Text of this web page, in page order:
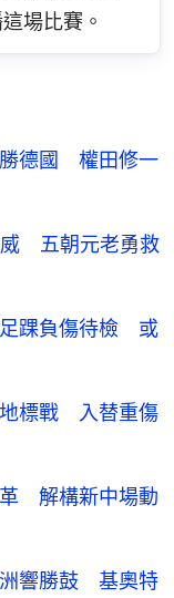
場比賽。
勝德國 權田修一
威 五朝元老勇救
足踝負傷待檢 或
地標戰 入替重傷
解構新中場動
洲響勝鼓 基奧特